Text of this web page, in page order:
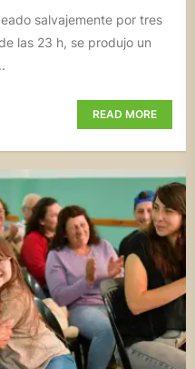
salvajemente por tres
las 23 h, se produjo un
READ MORE